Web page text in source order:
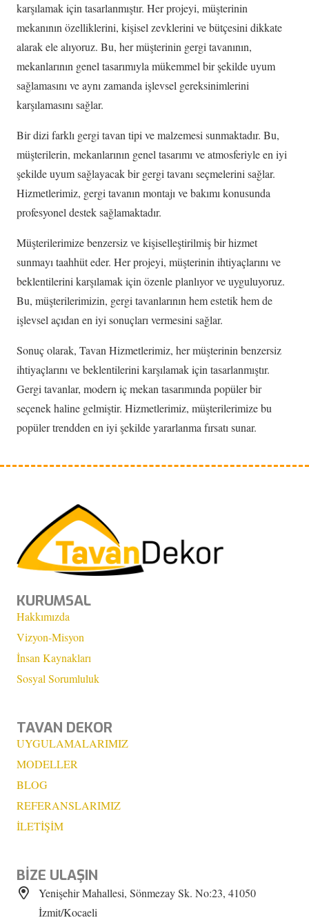
karşılamak için tasarlanmıştır. Her projeyi, müşterinin
mekanının özelliklerini, kişisel zevklerini ve bütçesini dikkate
alarak ele alıyoruz. Bu, her müşterinin gergi tavanının,
mekanlarının genel tasarımıyla mükemmel bir şekilde uyum
sağlamasını ve aynı zamanda işlevsel gereksinimlerini
karşılamasını sağlar.
Bir dizi farklı gergi tavan tipi ve malzemesi sunmaktadır. Bu,
müşterilerin, mekanlarının genel tasarımı ve atmosferiyle en iyi
şekilde uyum sağlayacak bir gergi tavanı seçmelerini sağlar.
Hizmetlerimiz, gergi tavanın montajı ve bakımı konusunda
profesyonel destek sağlamaktadır.
Müşterilerimize benzersiz ve kişiselleştirilmiş bir hizmet
sunmayı taahhüt eder. Her projeyi, müşterinin ihtiyaçlarını ve
beklentilerini karşılamak için özenle planlıyor ve uyguluyoruz.
Bu, müşterilerimizin, gergi tavanlarının hem estetik hem de
işlevsel açıdan en iyi sonuçları vermesini sağlar.
Sonuç olarak, Tavan Hizmetlerimiz, her müşterinin benzersiz
ihtiyaçlarını ve beklentilerini karşılamak için tasarlanmıştır.
Gergi tavanlar, modern iç mekan tasarımında popüler bir
seçenek haline gelmiştir. Hizmetlerimiz, müşterilerimize bu
popüler trendden en iyi şekilde yararlanma fırsatı sunar.
KURUMSAL
Hakkımızda
Vizyon-Misyon
İnsan Kaynakları
Sosyal Sorumluluk
TAVAN DEKOR
UYGULAMALARIMIZ
MODELLER
BLOG
REFERANSLARIMIZ
İLETİŞİM
BİZE ULAŞIN
Yenişehir Mahallesi, Sönmezay Sk. No:23, 41050
İzmit/Kocaeli